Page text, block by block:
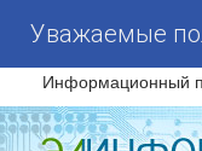
Уважаемые
Информационный